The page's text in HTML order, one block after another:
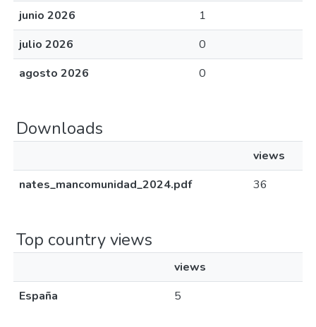
junio 2026
1
julio 2026
0
agosto 2026
0
Downloads
views
nates_mancomunidad_2024.pdf
36
Top country views
views
España
5